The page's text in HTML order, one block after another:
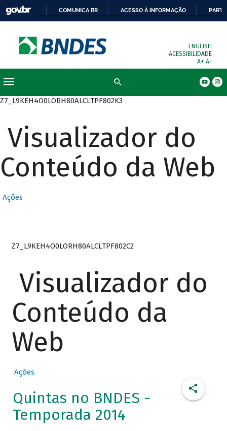
COMUNICA BR ACESSO À INFORMAÇÃO
ENGLISH
ACESSIBILIDADE
A+ A-
Z7_L9KEH4O0LORH80ALCLTPF802K3
Visualizador do
Conteúdo da Web
Ações
Z7_L9KEH4O0LORH80ALCLTPF802C2
Visualizador do
Conteúdo da
Web
Ações
Quintas no BNDES -
Temporada 2014